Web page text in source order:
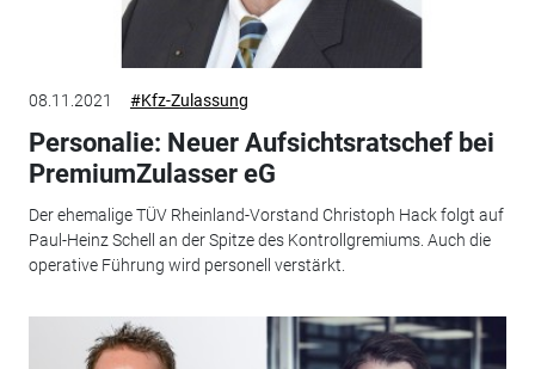
08.11.2021 #Kfz-Zulassung
Personalie: Neuer Aufsichtsratschef bei
PremiumZulasser eG
Der ehemalige TÜV Rheinland-Vorstand Christoph Hack folgt auf
Paul-Heinz Schell an der Spitze des Kontrollgremiums. Auch die
operative Führung wird personell verstärkt.